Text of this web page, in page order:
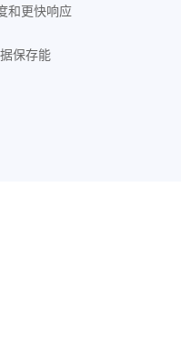
和更快响应
保存能